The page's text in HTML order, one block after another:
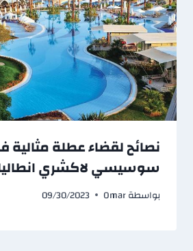
نصائح لقضاء عطلة
سوسيسي لاكشري
بواسطةOmar
09/30/2023